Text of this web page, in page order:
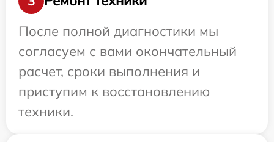
После полной диагностики мы
согласуем с вами окончательный
расчет, сроки выполнения и
приступим к восстановлению
техники.